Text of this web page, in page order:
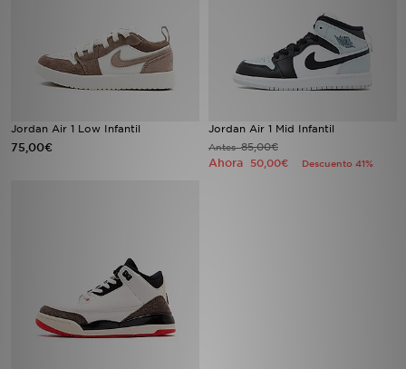
Jordan Air 1 Low Infantil
75,00€
Jordan Air 1 Mid Infantil
Antes85,00€
Ahora 50,00€ Descuento 41%